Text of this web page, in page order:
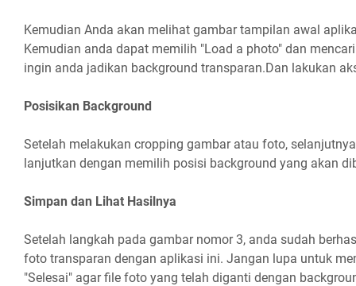
Kemudian Anda akan melihat gambar tampilan awal
Kemudian anda dapat memilih "Load a photo" dan
ingin anda jadikan background transparan.Dan lakukan
Posisikan Background
Setelah melakukan cropping gambar atau foto,
lanjutkan dengan memilih posisi background yang akan
Simpan dan Lihat Hasilnya
Setelah langkah pada gambar nomor 3, anda sudah
foto transparan dengan aplikasi ini. Jangan lupa untuk
"Selesai" agar file foto yang telah diganti dengan